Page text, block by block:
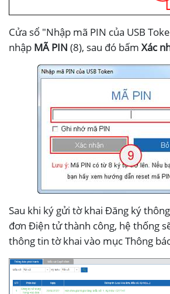
Cửa sổ "Nhập mã PIN của USB
nhập MÃ PIN (8), sau đó bấm Xác
Sau khi ký gửi tờ khai Đăng ký
đơn Điện tử thành công, hệ thống
thông tin tờ khai vào mục Thông